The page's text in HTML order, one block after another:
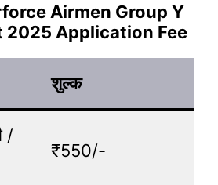
Airmen Group Y
2025 Application Fee
शुल्क
/
₹550/-